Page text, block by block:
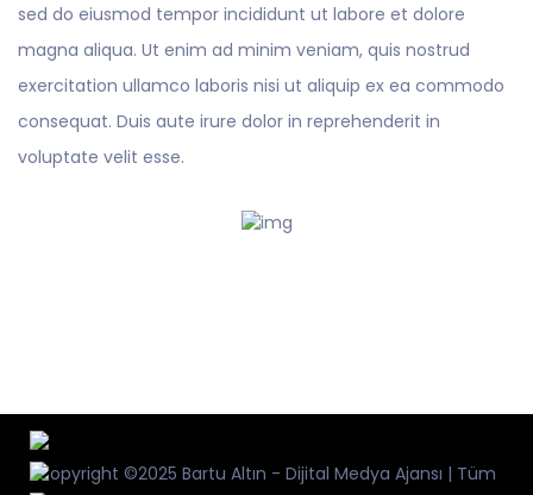
sed do eiusmod tempor incididunt ut labore et dolore
magna aliqua. Ut enim ad minim veniam, quis nostrud
exercitation ullamco laboris nisi ut aliquip ex ea commodo
consequat. Duis aute irure dolor in reprehenderit in
voluptate velit esse.
Copyright ©2025 Bartu Altın - Dijital Medya Ajansı | Tüm